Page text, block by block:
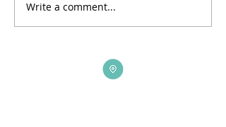
Write a comment...